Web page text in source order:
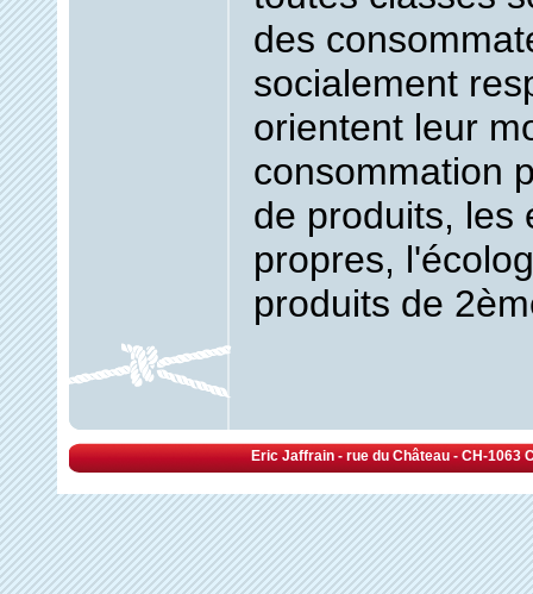
des
socialement
orientent leur
consommation
de produits, les
propres,
produits de
Eric Jaffrain - rue du Château - CH-1063